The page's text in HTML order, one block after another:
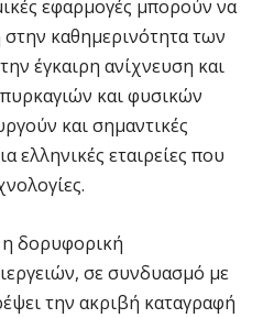
εφαρμογές μπορούν να
καθημερινότητα των
έγκαιρη ανίχνευση και
και φυσικών
και σημαντικές
ελληνικές εταιρείες που
δορυφορική
σε συνδυασμό με
την ακριβή καταγραφή